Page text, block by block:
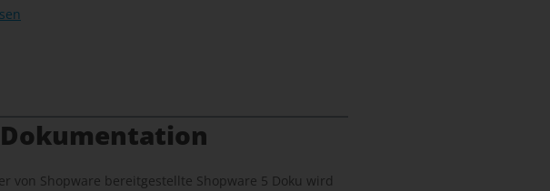
von Shopware bereitgestellte Shopware 5 Doku wird